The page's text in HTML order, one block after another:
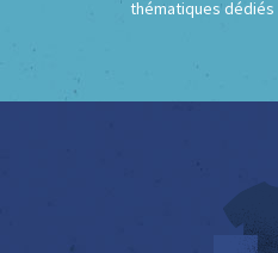
thématiques dédiés